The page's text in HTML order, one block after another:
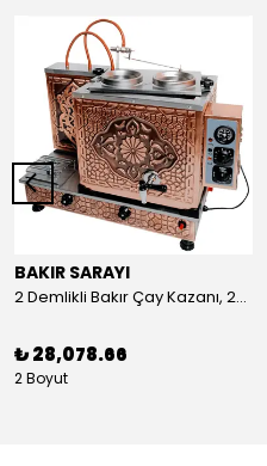
BAKIR SARAYI
2 Demlikli Bakır Çay Kazanı, 25 Litre
₺ 28,078.66
2 Boyut